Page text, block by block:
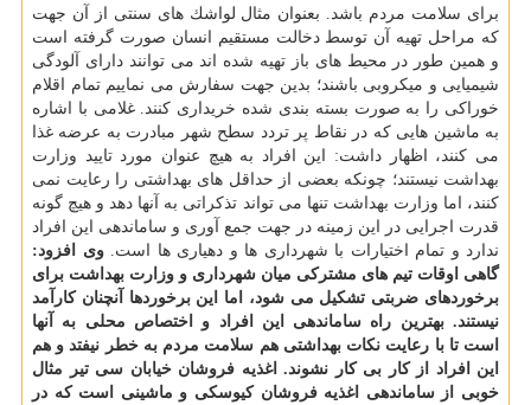
برای سلامت مردم باشد. بعنوان مثال لواشك های سنتی از آن جهت
كه مراحل تهیه آن توسط دخالت مستقیم انسان صورت گرفته است
و همین طور در محیط های باز تهیه شده اند می توانند دارای آلودگی
شیمیایی و میكروبی باشند؛ بدین جهت سفارش می نماییم تمام اقلام
خوراكی را به صورت بسته بندی شده خریداری كنند. غلامی با اشاره
به ماشین هایی كه در نقاط پر تردد سطح شهر مبادرت به عرضه غذا
می كنند، اظهار داشت: این افراد به هیچ عنوان مورد تایید وزارت
بهداشت نیستند؛ چونكه بعضی از حداقل های بهداشتی را رعایت نمی
كنند، اما وزارت بهداشت تنها می تواند تذكراتی به آنها دهد و هیچ گونه
قدرت اجرایی در این زمینه در جهت جمع آوری و ساماندهی این افراد
ندارد و تمام اختیارات با شهرداری ها و دهیاری ها است.وی افزود:
گاهی اوقات تیم های مشتركی میان شهرداری و وزارت بهداشت برای
برخوردهای ضربتی تشكیل می شود، اما این برخوردها آنچنان كارآمد
نیستند. بهترین راه ساماندهی این افراد و اختصاص محلی به آنها
است تا با رعایت نكات بهداشتی هم سلامت مردم به خطر نیفتد و هم
این افراد از كار بی كار نشوند. اغذیه فروشان خیابان سی تیر مثال
خوبی از ساماندهی اغذیه فروشان كیوسكی و ماشینی است كه در